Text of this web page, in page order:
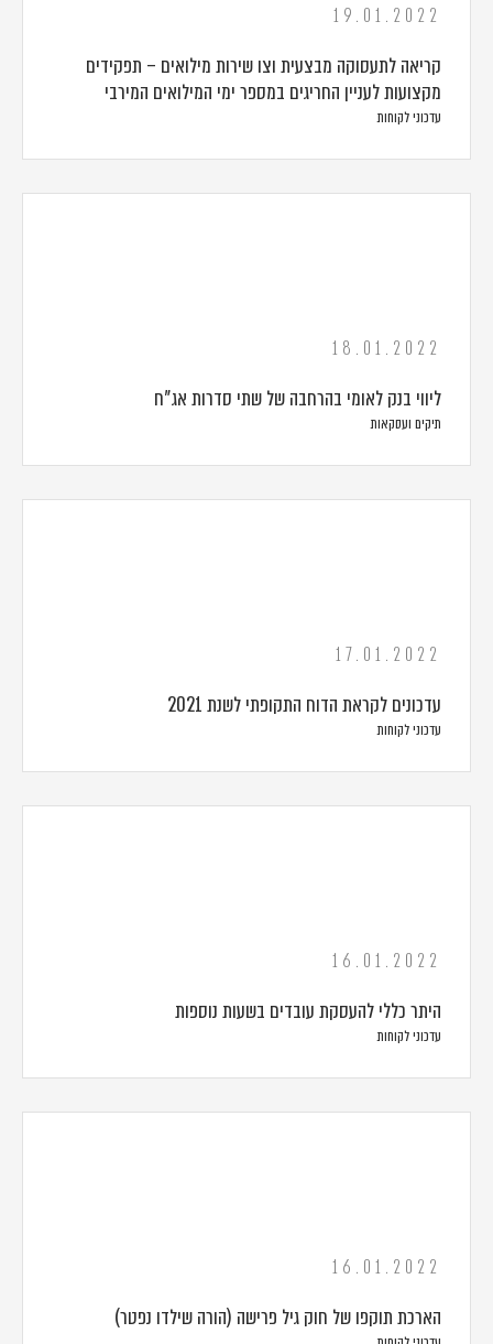
19.01.2022
קריאה לתעסוקה מבצעית וצו שירות מילואים – תפקידים
מקצועות לעניין החריגים במספר ימי המילואים המירבי
עדכוני לקוחות
18.01.2022
ליווי בנק לאומי בהרחבה של שתי סדרות אג"ח
תיקים ועסקאות
17.01.2022
עדכונים לקראת הדוח התקופתי לשנת 2021
עדכוני לקוחות
16.01.2022
היתר כללי להעסקת עובדים בשעות נוספות
עדכוני לקוחות
16.01.2022
הארכת תוקפו של חוק גיל פרישה (הורה שילדו נפטר)